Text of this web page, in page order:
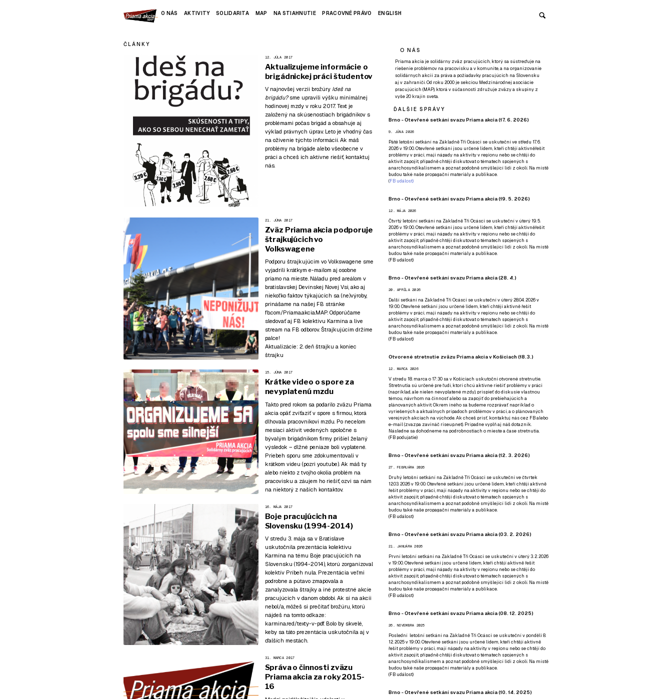
O NÁS AKTIVITY SOLIDARITA MAP NA STIAHNUTIE PRACOVNÉ PRÁVO ENGLISH
ČLÁNKY
12. JÚLA 2017
Aktualizujeme informácie o
brigádnickej práci študentov
V najnovšej verzii brožúry Ideš na
brigádu?sme upravili výšku minimálnej
hodinovej mzdy v roku 2017. Text je
založený na skúsenostiach brigádnikov s
problémami počas brigád a obsahuje aj
výklad právnych úprav. Leto je vhodný čas
na oživenie týchto informácií. Ak máš
problémy na brigáde alebo všeobecne v
práci a chceš ich aktívne riešiť, kontaktuj
nás.
21. JÚNA 2017
Zväz Priama akcia podporuje
štrajkujúcich vo
Volkswagene
Podporu štrajkujúcim vo Volkswagene sme
vyjadrili krátkym e-mailom aj osobne
priamo na mieste. Náladu pred areálom v
bratislavskej Devínskej Novej Vsi, ako aj
niekoľko faktov týkajúcich sa (ne)výroby,
prinášame na našej FB stránke
fb.com/Priama.akcia.MAP. Odporúčame
sledovať aj FB kolektívu Karmínaa live
stream na FB odborov. Štrajkujúcim držíme
palce!
Aktualizácie: 2. deň štrajku a koniec
štrajku
15. JÚNA 2017
Krátke video o spore za
nevyplatenú mzdu
Takto pred rokom sa podarilo zväzu Priama
akcia opäť zvíťaziť v spore s firmou, ktorá
dlhovala pracovníkovi mzdu. Po necelom
mesiaci aktivít vedených spoločne s
bývalým brigádnikom firmy prišiel želaný
výsledok – dlžné peniaze boli vyplatené.
Priebeh sporu sme zdokumentovali v
krátkom videu (pozri youtube). Ak máš ty
alebo niekto z tvojho okolia problém na
pracovisku a záujem ho riešiť, ozvi sa nám
na niektorý z našich kontaktov.
16. MÁJA 2017
Boje pracujúcich na
Slovensku (1994-2014)
V stredu 3. mája sa v Bratislave
uskutočnila prezentácia kolektívu
Karmína na tému Boje pracujúcich na
Slovensku (1994-2014), ktorú zorganizoval
kolektív Príbeh nula. Prezentácia veľmi
podrobne a pútavo zmapovala a
zanalyzovala štrajky a iné protestné akcie
pracujúcich v danom období. Ak si na akcii
nebol/a, môžeš si prečítať brožúru, ktorú
nájdeš na tomto odkaze:
karmina.red/texty-v-pdf. Bolo by skvelé,
keby sa táto prezentácia uskutočnila aj v
ďalších mestách.
31. MARCA 2017
Správa o činnosti zväzu
Priama akcia za roky 2015-
16
O NÁS
Priama akcia je solidárny zväz pracujúcich, ktorý sa sústreďuje na
riešenie problémov na pracovisku a v komunite, a na organizovanie
solidárnych akcií za práva a požiadavky pracujúcich na Slovensku
aj v zahraničí. Od roku 2000 je sekciou Medzinárodnej asociácie
pracujúcich (MAP), ktorá v súčasnosti združuje zväzy a skupiny z
vyše 20 krajín sveta.
ĎALŠIE SPRÁVY
Brno - Otevřené setkání svazu Priama akcia (17. 6. 2026)
9. JÚNA 2026
Páté letošní setkání na Základně Tři Ocásci se uskuteční ve středu 17. 6.
2026 v 19:00. Otevřené setkání jsou určené lidem, kteří chtějí aktivněřešit
problémy v práci, mají nápady na aktivity v regionu nebo se chtějí do
aktivit zapojit, případně chtějí diskutovat o tématech spojených s
anarchosyndikalismem a poznat podobně smýšlející lidi z okolí. Na místě
budou také naše propagační materiály a publikace.
(FB událost)
Brno - Otevřené setkání svazu Priama akcia (19. 5. 2026)
12. MÁJA 2026
Čtvrtý letošní setkání na Základně Tři Ocásci se uskuteční v úterý 19. 5.
2026 v 19:00. Otevřené setkání jsou určené lidem, kteří chtějí aktivněřešit
problémy v práci, mají nápady na aktivity v regionu nebo se chtějí do
aktivit zapojit, případně chtějí diskutovat o tématech spojených s
anarchosyndikalismem a poznat podobně smýšlející lidi z okolí. Na místě
budou také naše propagační materiály a publikace.
(FB událost)
Brno - Otevřené setkání svazu Priama akcia (28. 4.)
20. APRÍLA 2026
Další setkání na Základně Tři Ocásci se uskuteční v úterý 28.04. 2026 v
19:00. Otevřené setkání jsou určené lidem, kteří chtějí aktivně řešit
problémy v práci, mají nápady na aktivity v regionu nebo se chtějí do
aktivit zapojit, případně chtějí diskutovat o tématech spojených s
anarchosyndikalismem a poznat podobně smýšlející lidi z okolí. Na místě
budou také naše propagační materiály a publikace.
(FB událost)
Otvorené stretnutie zväzu Priama akcia v Košiciach (18.3.)
12. MARCA 2026
V stredu 18. marca o 17:30 sa v Košiciach uskutoční otvorené stretnutie.
Stretnutia sú určené pre ľudí, ktorí chcú aktívne riešiť problémy v práci
(napríklad, ale nielen nevyplatené mzdy), prispieť do diskusie vlastnou
témou, návrhom na činnosť alebo sa zapojiť do prebiehajúcich a
plánovaných aktivít. Okrem iného sa budeme rozprávať napríklad o
vyriešených a aktuálnych prípadoch problémov v práci, a o plánovaných
verejných akciach na východe. Ak chceš prísť, kontaktuj nás cez FBalebo
e-mail (zvazpa zavináč riseup.net). Prípadnevyplň aj náš dotazník.
Následne sa dohodneme na podrobnostiach o mieste a čase stretnutia.
(FB podujatie)
Brno - Otevřené setkání svazu Priama akcia (12. 3. 2026)
27. FEBRUÁRA 2026
Druhý letošní setkání na Základně Tři Ocásci se uskuteční ve čtvrtek
12.03. 2026 v 19:00. Otevřené setkání jsou určené lidem, kteří chtějí aktivně
řešit problémy v práci, mají nápady na aktivity v regionu nebo se chtějí do
aktivit zapojit, případně chtějí diskutovat o tématech spojených s
anarchosyndikalismem a poznat podobně smýšlející lidi z okolí. Na místě
budou také naše propagační materiály a publikace.
(FB událost)
Brno - Otevřené setkání svazu Priama akcia (03. 2. 2026)
21. JANUÁRA 2026
První letošní setkání na Základně Tři Ocásci se uskuteční v úterý 3. 2. 2026
v 19:00. Otevřené setkání jsou určené lidem, kteří chtějí aktivně řešit
problémy v práci, mají nápady na aktivity v regionu nebo se chtějí do
aktivit zapojit, případně chtějí diskutovat o tématech spojených s
anarchosyndikalismem a poznat podobně smýšlející lidi z okolí. Na místě
budou také naše propagační materiály a publikace.
(FB událost)
Brno - Otevřené setkání svazu Priama akcia (08. 12. 2025)
26. NOVEMBRA 2025
Poslední letošní setkání na Základně Tři Ocásci se uskuteční v ponděli 8.
12. 2025 v 19:00. Otevřené setkání jsou určené lidem, kteří chtějí aktivně
řešit problémy v práci, mají nápady na aktivity v regionu nebo se chtějí do
aktivit zapojit, případně chtějí diskutovat o tématech spojených s
anarchosyndikalismem a poznat podobně smýšlející lidi z okolí. Na místě
budou také naše propagační materiály a publikace.
(FB událost)
Brno - Otevřené setkání svazu Priama akcia (10. 14. 2025)